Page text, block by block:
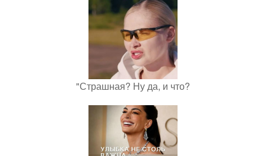
"Страшная? Ну да, и что?